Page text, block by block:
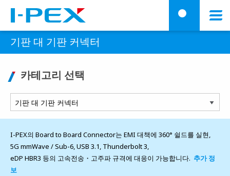
주요 콘텐츠로 건너뛰기
검색
기판 대 기판 커넥터
카테고리 선택
I-PEX의 Board to Board Connector는 EMI 대책에 360° 쉴드를 실현,
5G mmWave / Sub-6, USB 3.1, Thunderbolt 3,
eDP HBR3 등의 고속전송・고주파 규격에 대응이 가능합니다. 추가 정
보